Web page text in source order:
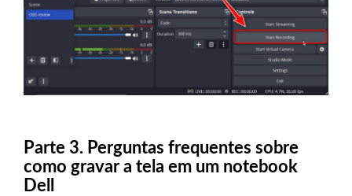
Parte 3. Perguntas frequentes sobre
como gravar a tela em um notebook
Dell